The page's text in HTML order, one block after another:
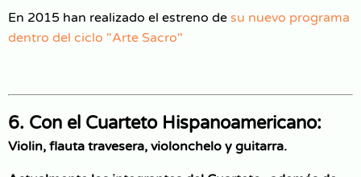
En 2015 han realizado el estreno de su nuevo programa
dentro del ciclo "Arte Sacro"
6. Con el Cuarteto Hispanoamericano:
Violin, flauta travesera, violonchelo y guitarra.